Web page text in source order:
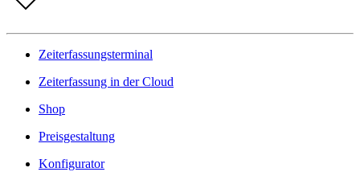
Zeiterfassungsterminal
Zeiterfassung in der Cloud
Shop
Preisgestaltung
Konfigurator